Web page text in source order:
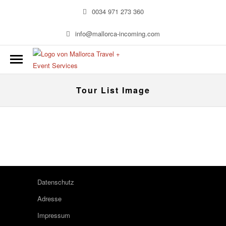
0034 971 273 360
info@mallorca-incoming.com
Tour List Image
Datenschutz
Adresse
Impressum